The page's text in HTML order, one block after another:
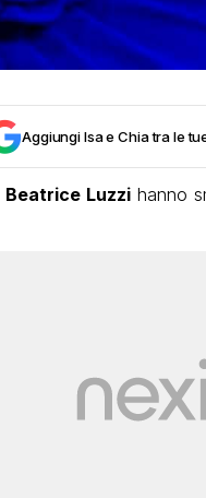
Aggiungi Isa e Chia tra le
Beatrice Luzzihanno